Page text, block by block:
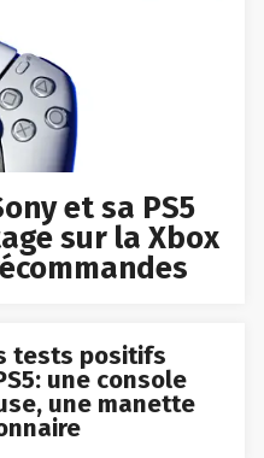
et sa PS5
sur la Xbox
tests positifs
une console
une manette